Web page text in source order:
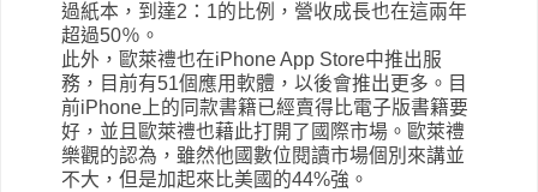
過紙本，到達2：1的比例，營收成長也在這兩年
超過50％。
此外，歐萊禮也在iPhone App Store中推出服
務，目前有51個應用軟體，以後會推出更多。目
前iPhone上的同款書籍已經賣得比電子版書籍要
好，並且歐萊禮也藉此打開了國際市場。歐萊禮
樂觀的認為，雖然他國數位閱讀市場個別來講並
不大，但是加起來比美國的44%強。